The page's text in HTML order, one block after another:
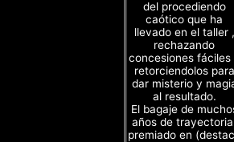
del procediendo
caótico que ha
llevado en el taller ,
rechazando
concesiones fáciles
retorciendolos para
dar misterio y
al resultado.
El bagaje de
años de
premiado en